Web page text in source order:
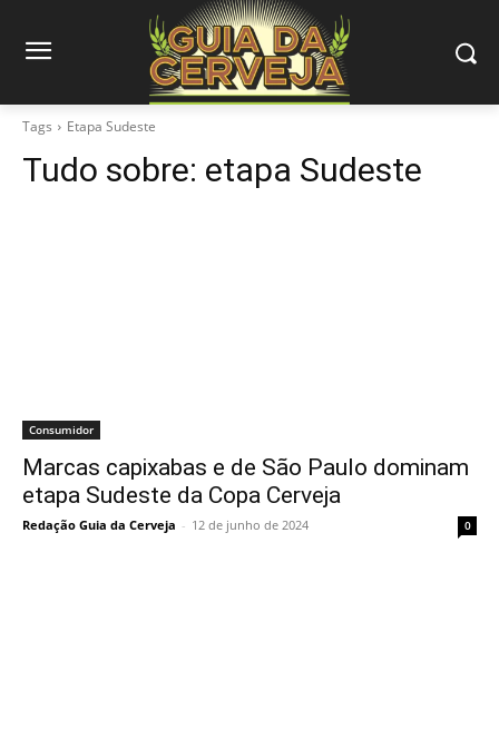
Tags Etapa Sudeste
Tudo sobre: etapa Sudeste
Consumidor
Marcas capixabas e de São Paulo dominam
etapa Sudeste da Copa Cerveja
Redação Guia da Cerveja - 12 de junho de 2024 0